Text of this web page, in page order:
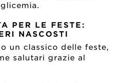
PER LE FESTE:
NASCOSTI
un classico delle feste,
salutari grazie al